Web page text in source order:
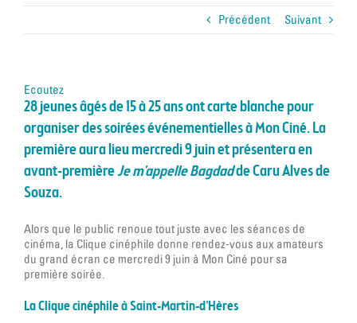
Précédent Suivant
Ecoutez
28 jeunes âgés de 15 à 25 ans ont carte blanche pour
organiser des soirées événementielles à Mon Ciné. La
première aura lieu mercredi 9 juin et présentera en
avant-premièreJe m’appelle Bagdadde Caru Alves de
Souza.
Alors que le public renoue tout juste avec les séances de
cinéma, la Clique cinéphile donne rendez-vous aux amateurs
du grand écran ce mercredi 9 juin à Mon Ciné pour sa
première soirée.
La Clique cinéphile à Saint-Martin-d’Hères